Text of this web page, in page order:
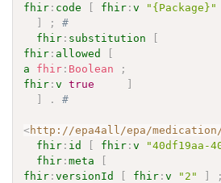
fhir : code fhir :v "{Package}"
;
#
fhir : substitution
fhir : allowed
a
fhir : Boolean
;
fhir :v true
. #
<http://epa4all/epa/medication/
fhir : id fhir :v
"40df19aa-
fhir :meta
fhir :versionId fhir :v "2"
;